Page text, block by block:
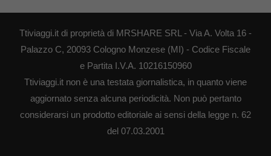
Ttiviaggi.it di proprietà di MRSHARE SRL - Via A. Volta 16 -
Palazzo C, 20093 Cologno Monzese (MI) - Codice Fiscale
e Partita I.V.A. 10216150960
Ttiviaggi.it non è una testata giornalistica, in quanto viene
aggiornato senza alcuna periodicità. Non può pertanto
considerarsi un prodotto editoriale ai sensi della legge n. 62
del 07.03.2001